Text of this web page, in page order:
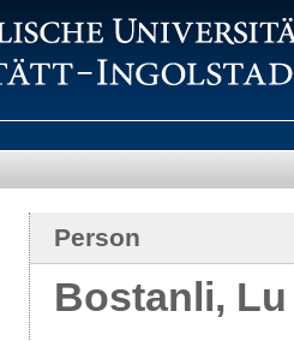
Person
Bostanli, Lu